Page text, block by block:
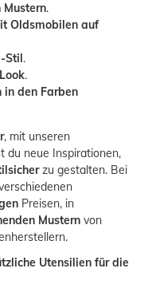
.
Oldsmobilen auf
Stil.
.
den Farben
, mit unseren
du neue Inspirationen,
zu gestalten. Bei
Preisen, in
Mustern von
Utensilien für die